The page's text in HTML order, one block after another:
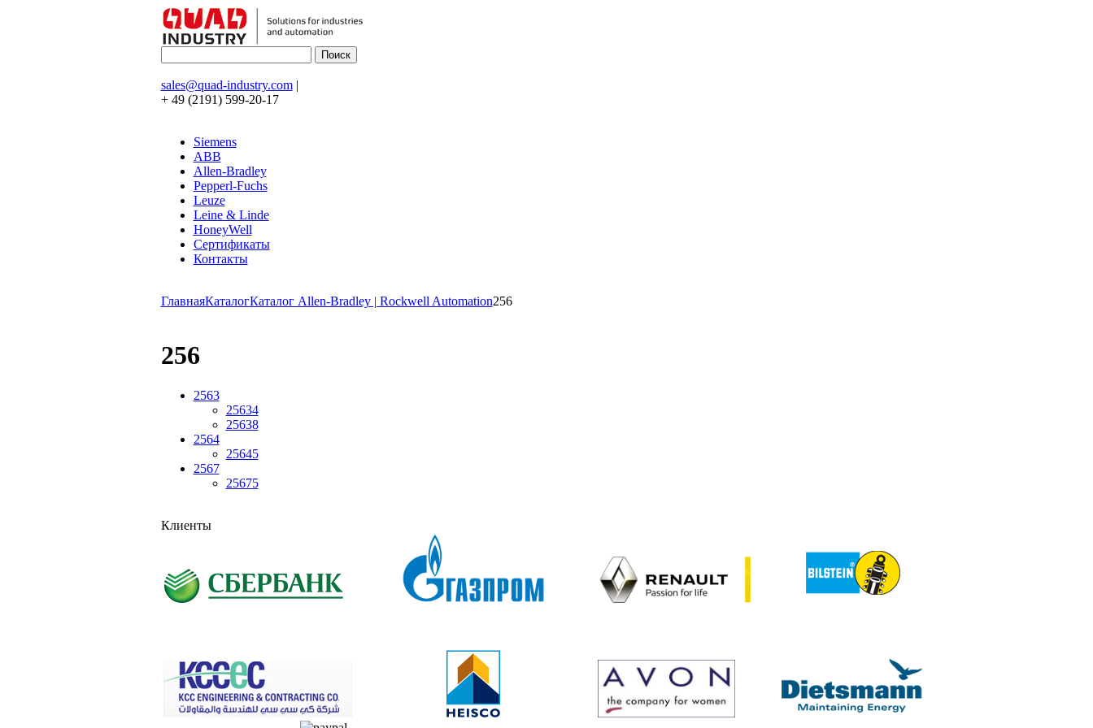
sales@quad-industry.com|
+ 49 (2191) 599-20-17
Siemens
ABB
Allen-Bradley
Pepperl-Fuchs
Leuze
Leine & Linde
HoneyWell
Сертификаты
Контакты
ГлавнаяКаталогКаталог Allen-Bradley | Rockwell Automation256
256
2563
25634
25638
2564
25645
2567
25675
Клиенты